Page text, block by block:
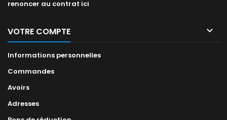
renoncer au contrat ici
VOTRE COMPTE 
Informations personnelles
Commandes
Avoirs
Adresses